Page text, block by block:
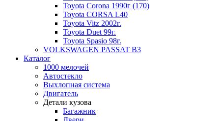
Toyota Corona 1990г (170)
Toyota CORSA L40
Toyota Vitz 2002г.
Toyota Duet 99г.
Toyota Spasio 98г.
VOLKSWAGEN PASSAT B3
Каталог
1000 мелочей
Автостекло
Выхлопная система
Двигатель
Детали кузова
Багажник